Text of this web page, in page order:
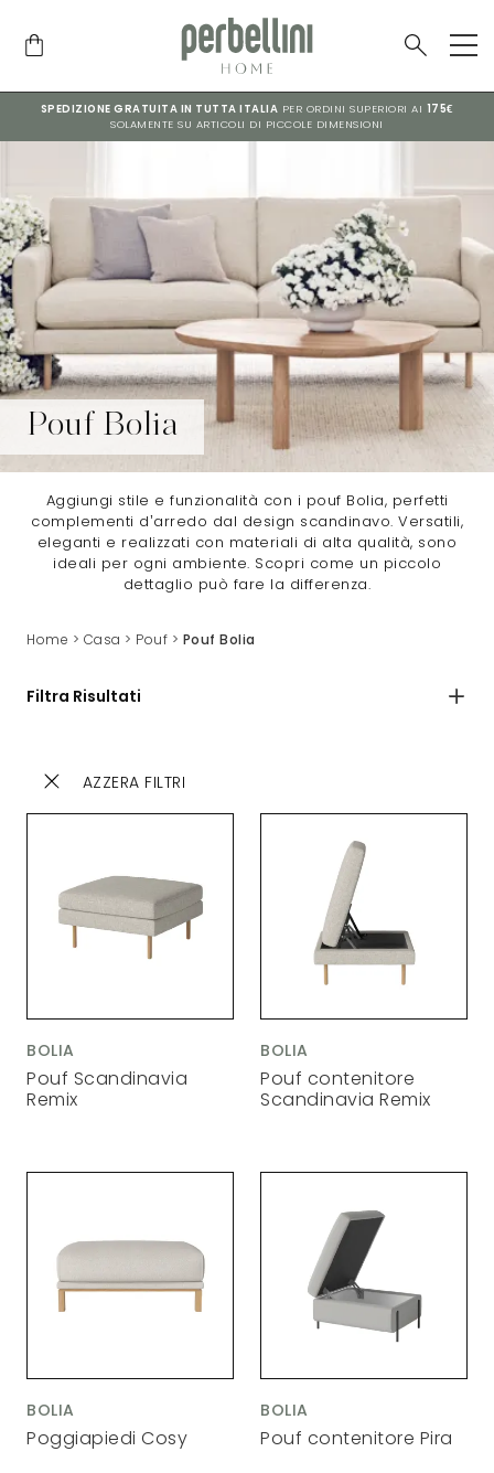
SPEDIZIONE GRATUITA IN TUTTA ITALIA PER ORDINI SUPERIORI AI 175€
SOLAMENTE SU ARTICOLI DI PICCOLE DIMENSIONI
Pouf Bolia
Aggiungi stile e funzionalità con i pouf Bolia, perfetti
complementi d’arredo dal design scandinavo. Versatili,
eleganti e realizzati con materiali di alta qualità, sono
ideali per ogni ambiente. Scopri come un piccolo
dettaglio può fare la differenza.
Home > Casa > Pouf > Pouf Bolia
Filtra Risultati
AZZERA FILTRI
BOLIA
Pouf Scandinavia
Remix
BOLIA
Pouf contenitore
Scandinavia Remix
BOLIA
Poggiapiedi Cosy
BOLIA
Pouf contenitore Pira